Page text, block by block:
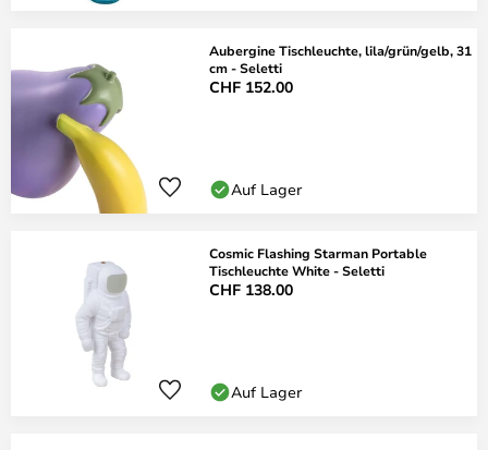
Aubergine Tischleuchte, lila/grün/gelb, 31
cm - Seletti
CHF 152.00
Auf Lager
Cosmic Flashing Starman Portable
Tischleuchte White - Seletti
CHF 138.00
Auf Lager